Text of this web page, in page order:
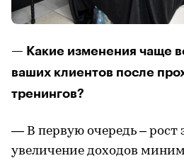
— Какие изменения чаще
ваших клиентов после
тренингов?
— В первую очередь – рост
увеличение доходов